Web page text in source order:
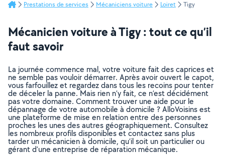
Prestations de services Mécaniciens voiture Loiret Tigy
Mécanicien voiture à Tigy : tout ce qu’il
faut savoir
La journée commence mal, votre voiture fait des caprices et
ne semble pas vouloir démarrer. Après avoir ouvert le capot,
vous farfouillez et regardez dans tous les recoins pour tenter
de déceler la panne. Mais rien n’y fait, ce n’est décidément
pas votre domaine. Comment trouver une aide pour le
dépannage de votre automobile à domicile ? AlloVoisins est
une plateforme de mise en relation entre des personnes
proches les unes des autres géographiquement. Consultez
les nombreux profils disponibles et contactez sans plus
tarder un mécanicien à domicile, qu’il soit un particulier ou
gérant d’une entreprise de réparation mécanique.